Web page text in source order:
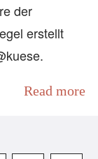
der
erstellt
Read more